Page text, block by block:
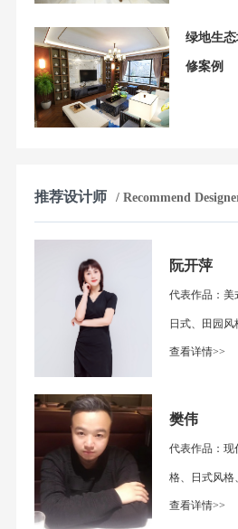
绿地生
修案例
推荐设计师 / Recommend
阮开萍
代表作品：美
日式、田园
查看详情>>
樊伟
代表作品：现
格、日式风格
查看详情>>